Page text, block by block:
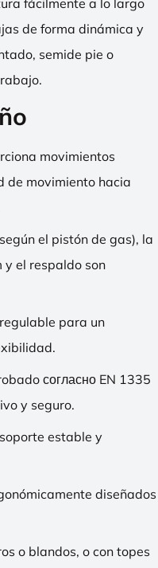
fácilmente a lo largo
de forma dinámica y
semide pie o
movimientos
de movimiento hacia
el pistón de gas), la
el respaldo son
para un
согласно EN 1335
y seguro.
estable y
diseñados
o blandos, o con topes